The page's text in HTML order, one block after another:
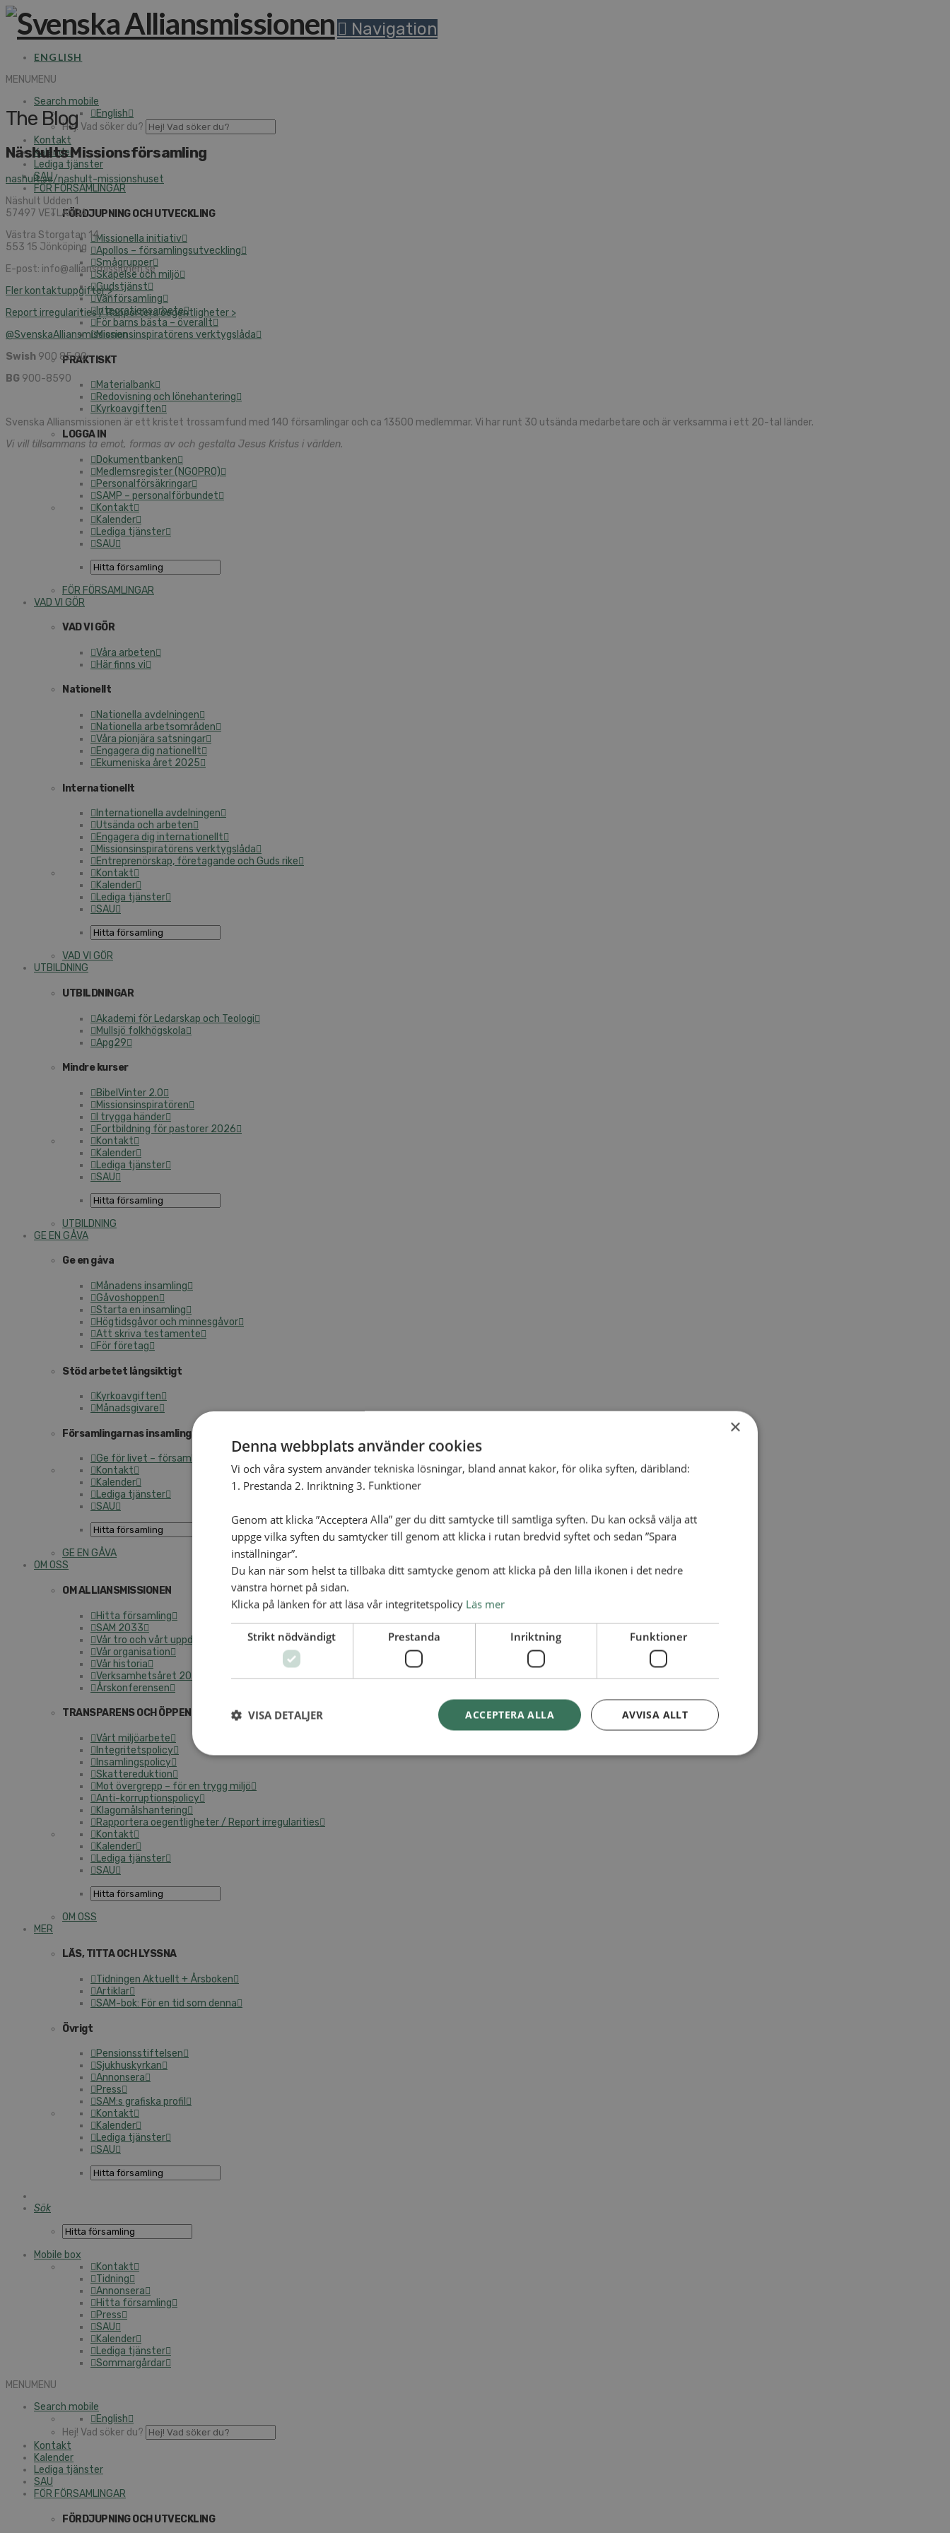
Navigation
ENGLISH
MENUMENU
Search mobile
English
Hej! Vad söker du?
Kontakt
Kalender
Lediga tjänster
SAU
FÖR FÖRSAMLINGAR
FÖRDJUPNING OCH UTVECKLING
Missionella initiativ
Apollos – församlingsutveckling
Smågrupper
Skapelse och miljö
Gudstjänst
Vänförsamling
Integrationsarbete
För barns bästa – överallt
Missionsinspiratörens verktygslåda
PRAKTISKT
Materialbank
Redovisning och lönehantering
Kyrkoavgiften
LOGGA IN
Dokumentbanken
Medlemsregister (NGOPRO)
Personalförsäkringar
SAMP – personalförbundet
Kontakt
Kalender
Lediga tjänster
SAU
FÖR FÖRSAMLINGAR
VAD VI GÖR
VAD VI GÖR
Våra arbeten
Här finns vi
Nationellt
Nationella avdelningen
Nationella arbetsområden
Våra pionjära satsningar
Engagera dig nationellt
Ekumeniska året 2025
Internationellt
Internationella avdelningen
Utsända och arbeten
Engagera dig internationellt
Missionsinspiratörens verktygslåda
Entreprenörskap, företagande och Guds rike
Kontakt
Kalender
Lediga tjänster
SAU
VAD VI GÖR
UTBILDNING
UTBILDNINGAR
Akademi för Ledarskap och Teologi
Mullsjö folkhögskola
Apg29
Mindre kurser
BibelVinter 2.0
Missionsinspiratören
I trygga händer
Fortbildning för pastorer 2026
Kontakt
Kalender
Lediga tjänster
SAU
UTBILDNING
GE EN GÅVA
Ge en gåva
Månadens insamling
Gåvoshoppen
Starta en insamling
Högtidsgåvor och minnesgåvor
Att skriva testamente
För företag
Stöd arbetet långsiktigt
Kyrkoavgiften
Månadsgivare
Församlingarnas insamlingsarbete
Ge för livet – församlingens insamling
Kontakt
Kalender
Lediga tjänster
SAU
GE EN GÅVA
OM OSS
OM ALLIANSMISSIONEN
Hitta församling
SAM 2033
Vår tro och vårt uppdrag
Vår organisation
Vår historia
Verksamhetsåret 2025
Årskonferensen
TRANSPARENS OCH ÖPPENHET
Vårt miljöarbete
Integritetspolicy
Insamlingspolicy
Skattereduktion
Mot övergrepp – för en trygg miljö
Anti-korruptionspolicy
Klagomålshantering
Rapportera oegentligheter / Report irregularities
Kontakt
Kalender
Lediga tjänster
SAU
OM OSS
MER
LÄS, TITTA OCH LYSSNA
Tidningen Aktuellt + Årsboken
Artiklar
SAM-bok: För en tid som denna
Övrigt
Pensionsstiftelsen
Sjukhuskyrkan
Annonsera
Press
SAM:s grafiska profil
Kontakt
Kalender
Lediga tjänster
SAU
Sök
Mobile box
Kontakt
Tidning
Annonsera
Hitta församling
Press
SAU
Kalender
Lediga tjänster
Sommargårdar
MENUMENU
Search mobile
English
Hej! Vad söker du?
Kontakt
Kalender
Lediga tjänster
SAU
FÖR FÖRSAMLINGAR
FÖRDJUPNING OCH UTVECKLING
The Blog
Näshults Missionsförsamling
nashult.se/nashult-missionshuset
Näshult Udden 1
57497 VETLANDA
Västra Storgatan 14
553 15 Jönköping
E-post: info@alliansmissionen.se
Fler kontaktuppgifter >
Report irregularities / Rapportera oegentligheter >
@SvenskaAlliansmissionen
Swish 900 85 90
BG 900-8590
Svenska Alliansmissionen är ett kristet trossamfund med 140 församlingar och ca 13500 medlemmar. Vi har runt 30 utsända medarbetare och är verksamma i ett 20-tal länder.
Vi vill tillsammans ta emot, formas av och gestalta Jesus Kristus i världen.
×
Denna webbplats använder cookies
Vi och våra system använder tekniska lösningar, bland annat kakor, för olika syften, däribland:
1. Prestanda 2. Inriktning 3. Funktioner
Genom att klicka ”Acceptera Alla” ger du ditt samtycke till samtliga syften. Du kan också välja att
uppge vilka syften du samtycker till genom att klicka i rutan bredvid syftet och sedan ”Spara
inställningar”.
Du kan när som helst ta tillbaka ditt samtycke genom att klicka på den lilla ikonen i det nedre
vänstra hörnet på sidan.
Klicka på länken för att läsa vår integritetspolicy Läs mer
Strikt nödvändigt Prestanda Inriktning Funktioner
ACCEPTERA ALLA AVVISA ALLT
VISA DETALJER